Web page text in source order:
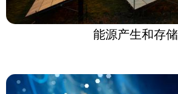
能源产生和存储